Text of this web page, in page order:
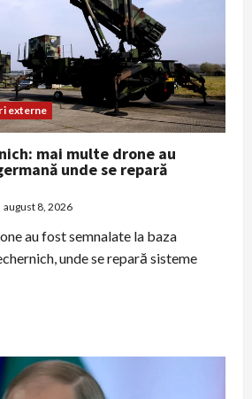
externe
mai multe drone au
unde se repară
august 8, 2026
au fost semnalate la baza
unde se repară sisteme